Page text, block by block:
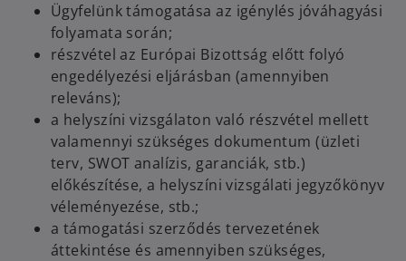
Ügyfelünk támogatása az igénylés jóváhagyási
folyamata során;
részvétel az Európai Bizottság előtt folyó
engedélyezési eljárásban (amennyiben
releváns);
a helyszíni vizsgálaton való részvétel mellett
valamennyi szükséges dokumentum (üzleti
terv, SWOT analízis, garanciák, stb.)
előkészítése, a helyszíni vizsgálati jegyzőkönyv
véleményezése, stb.;
a támogatási szerződés tervezetének
áttekintése és amennyiben szükséges,